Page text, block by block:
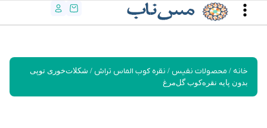
خانه / محصولات نفیس / نقره کوب الماس تراش / شکلات‌خوری توپی
بدون پایه نقره‌کوب گل‌مرغ